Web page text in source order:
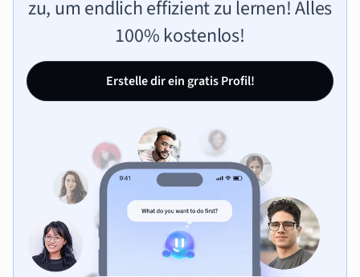
zu, um endlich effizient zu lernen! Alles
100% kostenlos!
Erstelle dir ein gratis Profil!